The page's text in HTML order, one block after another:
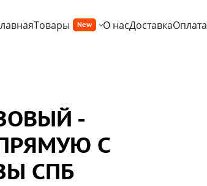
Товары New О насДоставкаОплата
-
С
СПБ